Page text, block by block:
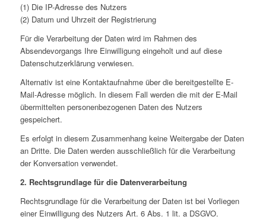
(1) Die IP-Adresse des Nutzers
(2) Datum und Uhrzeit der Registrierung
Für die Verarbeitung der Daten wird im Rahmen des
Absendevorgangs Ihre Einwilligung eingeholt und auf diese
Datenschutzerklärung verwiesen.
Alternativ ist eine Kontaktaufnahme über die bereitgestellte E-
Mail-Adresse möglich. In diesem Fall werden die mit der E-Mail
übermittelten personenbezogenen Daten des Nutzers
gespeichert.
Es erfolgt in diesem Zusammenhang keine Weitergabe der Daten
an Dritte. Die Daten werden ausschließlich für die Verarbeitung
der Konversation verwendet.
2. Rechtsgrundlage für die Datenverarbeitung
Rechtsgrundlage für die Verarbeitung der Daten ist bei Vorliegen
einer Einwilligung des Nutzers Art. 6 Abs. 1 lit. a DSGVO.